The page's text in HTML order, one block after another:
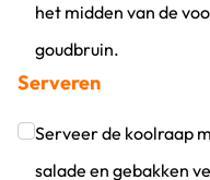
het midden van de
goudbruin.
Klik om dit
Serveren
Serveer de koolraap
salade en gebakken